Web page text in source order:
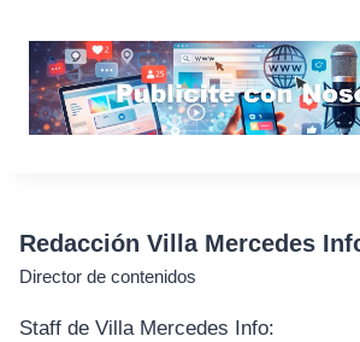
Redacción Villa Mercedes
Director de contenidos
Staff de Villa Mercedes Info: